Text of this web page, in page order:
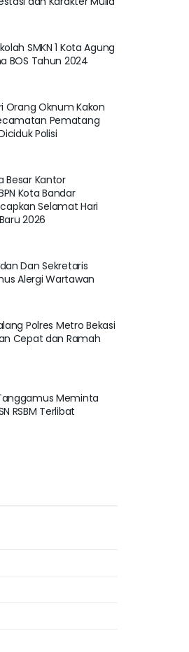
SMKN 1 Kota Agung
BOS Tahun 2024
Orang Oknum Kakon
Pematang
Polisi
Besar Kantor
Kota Bandar
Selamat Hari
2026
Dan Sekretaris
Alergi Wartawan
Polres Metro Bekasi
Cepat dan Ramah
Meminta
RSBM Terlibat